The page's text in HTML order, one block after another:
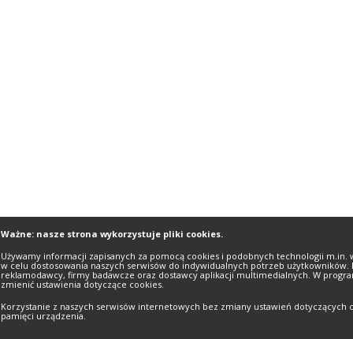
Ważne: nasze strona wykorzystuje pliki cookies.
Używamy informacji zapisanych za pomocą cookies i podobnych technologii
w celu dostosowania naszych serwisów do indywidualnych potrzeb użytkowników.
reklamodawcy, firmy badawcze oraz dostawcy aplikacji multimedialnych. W
zmienić ustawienia dotyczące cookies.
Korzystanie z naszych serwisów internetowych bez zmiany ustawień dotyczących
pamięci urządzenia.